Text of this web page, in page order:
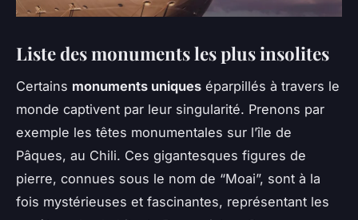
Liste des monuments les plus insolites
Certains monuments uniques éparpillés à travers le
monde captivent par leur singularité. Prenons par
exemple les têtes monumentales sur l’île de
Pâques, au Chili. Ces gigantesques figures de
pierre, connues sous le nom de “Moai”, sont à la
fois mystérieuses et fascinantes, représentant les